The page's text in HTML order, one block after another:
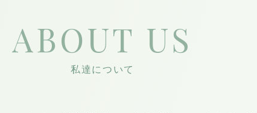
ABOUT US
私達について